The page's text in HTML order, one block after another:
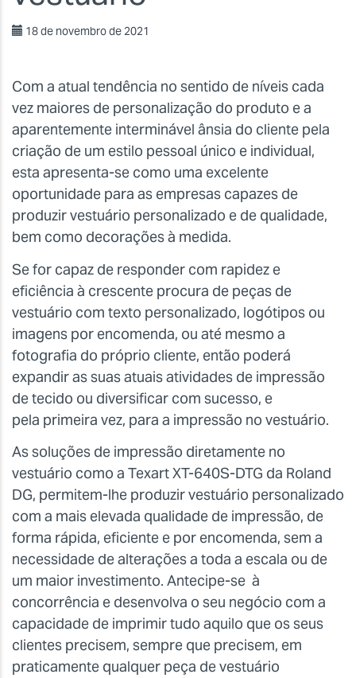
18 de novembro de 2021
Com a atual tendência no sentido de níveis cada
vez maiores de personalização do produto e a
aparentemente interminável ânsia do cliente pela
criação de um estilo pessoal único e individual,
esta apresenta-se como uma excelente
oportunidade para as empresas capazes de
produzir vestuário personalizado e de qualidade,
bem como decorações à medida.
Se for capaz de responder com rapidez e
eficiência à crescente procura de peças de
vestuário com texto personalizado, logótipos ou
imagens por encomenda, ou até mesmo a
fotografia do próprio cliente, então poderá
expandir as suas atuais atividades de impressão
de tecido ou diversificar com sucesso, e
pela primeira vez, para a impressão no vestuário.
As soluções de impressão diretamente no
vestuário como a Texart XT-640S-DTG da Roland
DG, permitem-lhe produzir vestuário personalizado
com a mais elevada qualidade de impressão, de
forma rápida, eficiente e por encomenda, sem a
necessidade de alterações a toda a escala ou de
um maior investimento. Antecipe-se à
concorrência e desenvolva o seu negócio com a
capacidade de imprimir tudo aquilo que os seus
clientes precisem, sempre que precisem, em
praticamente qualquer peça de vestuário